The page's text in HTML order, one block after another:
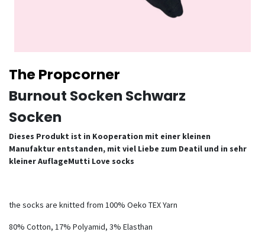
The Propcorner
Burnout Socken Schwarz
Socken
Dieses Produkt ist in Kooperation mit einer kleinen
Manufaktur entstanden, mit viel Liebe zum Deatil und in sehr
kleiner AuflageMutti Love socks
the socks are knitted from 100% Oeko TEX Yarn
80% Cotton, 17% Polyamid, 3% Elasthan